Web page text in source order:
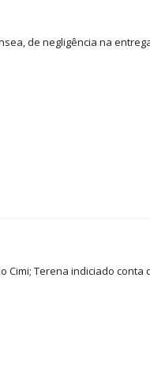
de negligência na
Cimi; Terena indiciado conta